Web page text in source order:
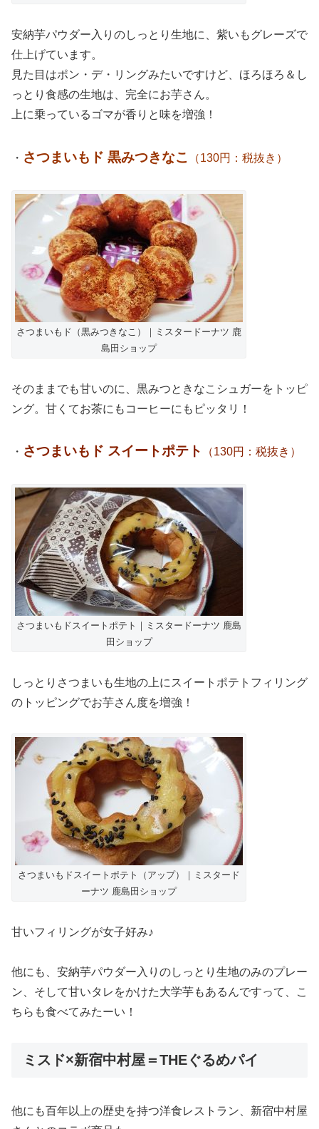
安納芋パウダー入りのしっとり生地に、紫いもグレーズで
仕上げています。
見た目はポン・デ・リングみたいですけど、ほろほろ＆し
っとり食感の生地は、完全にお芋さん。
上に乗っているゴマが香りと味を増強！
・ さつまいもド 黒みつきなこ （130円：税抜き）
さつまいもド（黒みつきなこ）｜ミスタードーナツ 鹿
島田ショップ
そのままでも甘いのに、黒みつときなこシュガーをトッピ
ング。甘くてお茶にもコーヒーにもピッタリ！
・ さつまいもド スイートポテト （130円：税抜き）
さつまいもドスイートポテト｜ミスタードーナツ 鹿島
田ショップ
しっとりさつまいも生地の上にスイートポテトフィリング
のトッピングでお芋さん度を増強！
さつまいもドスイートポテト（アップ）｜ミスタード
ーナツ 鹿島田ショップ
甘いフィリングが女子好み♪
他にも、安納芋パウダー入りのしっとり生地のみのプレー
ン、そして甘いタレをかけた大学芋もあるんですって、こ
ちらも食べてみたーい！
ミスド×新宿中村屋＝THEぐるめパイ
他にも百年以上の歴史を持つ洋食レストラン、新宿中村屋